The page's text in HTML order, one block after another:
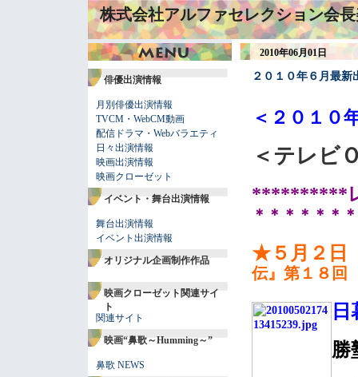
株式会社アルファセレクション会
俳優出演情報
月別俳優出演情報
TVCM・WebCM動画
配信ドラマ・Webバラエティ
日々出演情報
映画出演情報
映画クローゼット
イベント・舞台出演情報
舞台出演情報
イベント出演情報
オリジナル企画制作作品
映画クローゼット関連サイ
ト
関連サイト
映画“鼻歌～Humming～”
鼻歌 NEWS
2010年06月01日
２０１０年６月最
＜２０１０
＜テレビ
**********
＊＊＊＊＊＊
★５月２日
伝』第１８
勝